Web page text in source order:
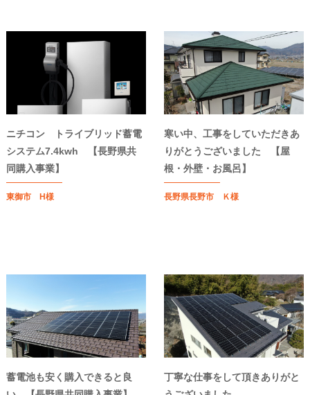
ニチコン トライブリッド蓄電
システム7.4kwh 【長野県共
同購入事業】
東御市 H様
寒い中、工事をしていただきあ
りがとうございました 【屋
根・外壁・お風呂】
長野県長野市 Ｋ様
蓄電池も安く購入できると良
丁寧な仕事をして頂きありがと